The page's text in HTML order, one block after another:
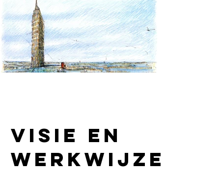
visie en
werkwijze